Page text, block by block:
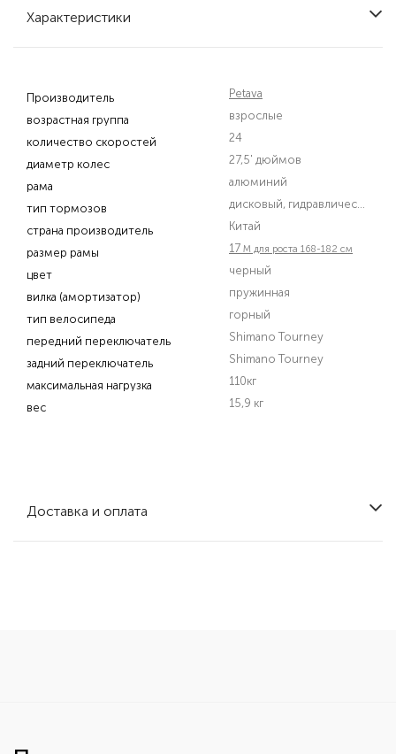
Характеристики
Производитель
Petava
возрастная группа
взрослые
количество скоростей
24
диаметр колес
27,5' дюймов
рама
алюминий
тип тормозов
дисковый, гидравлический
страна производитель
Китай
размер рамы
17 M для роста 168-182 см
цвет
черный
вилка (амортизатор)
пружинная
тип велосипеда
горный
передний переключатель
Shimano Tourney
задний переключатель
Shimano Tourney
максимальная нагрузка
110кг
вес
15,9 кг
Доставка и оплата